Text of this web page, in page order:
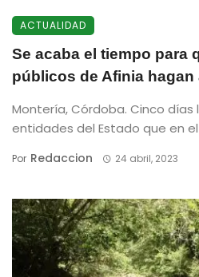
ACTUALIDAD
Se acaba el tiempo para
públicos de Afinia
Montería, Córdoba. Cinco días
entidades del Estado que en el
Por Redaccion 24 abril, 2023